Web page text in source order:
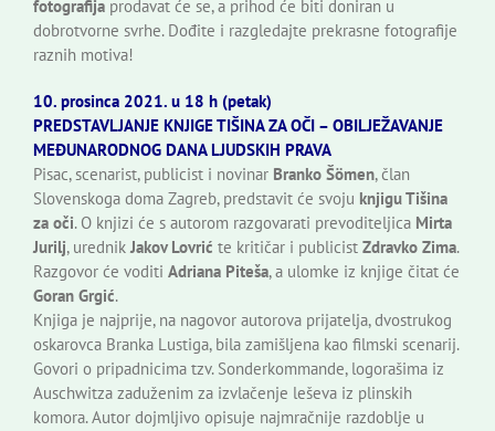
fotografija prodavat će se, a prihod će biti doniran u
dobrotvorne svrhe. Dođite i razgledajte prekrasne fotografije
raznih motiva!
10. prosinca 2021. u 18 h (petak)
PREDSTAVLJANJE KNJIGE TIŠINA ZA OČI – OBILJEŽAVANJE
MEĐUNARODNOG DANA LJUDSKIH PRAVA
Pisac, scenarist, publicist i novinar Branko Šömen, član
Slovenskoga doma Zagreb, predstavit će svoju knjigu Tišina
za oči. O knjizi će s autorom razgovarati prevoditeljica Mirta
Jurilj, urednikJakov Lovrić te kritičar i publicist Zdravko Zima.
Razgovor će voditi Adriana Piteša, a ulomke iz knjige čitat će
Goran Grgić.
Knjiga je najprije, na nagovor autorova prijatelja, dvostrukog
oskarovca Branka Lustiga, bila zamišljena kao filmski scenarij.
Govori o pripadnicima tzv. Sonderkommande, logorašima iz
Auschwitza zaduženim za izvlačenje leševa iz plinskih
komora. Autor dojmljivo opisuje najmračnije razdoblje u